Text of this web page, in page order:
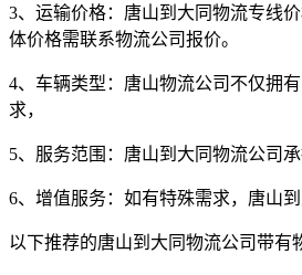
3、运输价格： 唐山到大同物流专线
体价格需联系物流公司报价。
4、车辆类型： 唐山物流公司不仅拥
求，
5、服务范围： 唐山到大同物流公司
6、增值服务： 如有特殊需求，唐山
以下推荐的唐山到大同物流公司带有